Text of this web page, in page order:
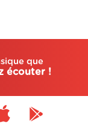
que
écouter !